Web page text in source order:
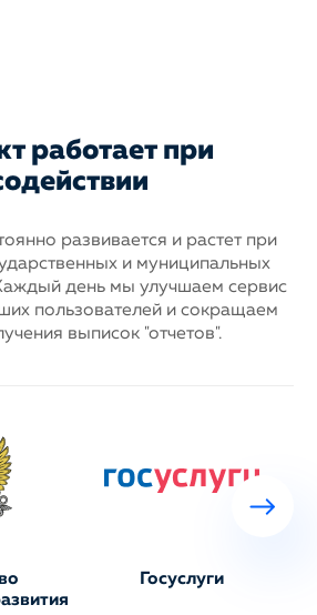
работает при
развивается и растет при
и муниципальных
день мы улучшаем сервис
пользователей и сокращаем
выписок "отчетов".
Госуслуги